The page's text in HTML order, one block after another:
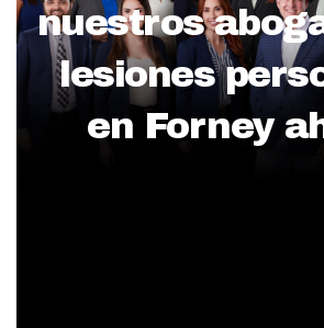
nuestros
lesiones
en Forney